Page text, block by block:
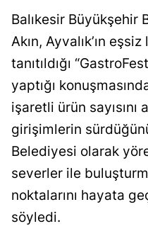
Balıkesir Büyükşehir
Akın, Ayvalık’ın
tanıtıldığı
yaptığı
işaretli ürün
girişimlerin
Belediyesi olarak
severler ile
noktalarını hayata
söyledi.